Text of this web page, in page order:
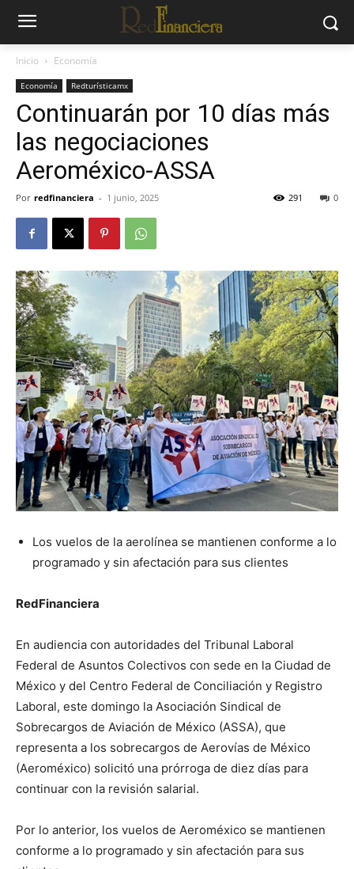
Inicio Economía
Economía Redturísticamx
Continuarán por 10 días más
las negociaciones
Aeroméxico-ASSA
Por redfinanciera - 1 junio, 2025 0
291
Los vuelos de la aerolínea se mantienen conforme a lo
programado y sin afectación para sus clientes
RedFinanciera
En audiencia con autoridades del Tribunal Laboral
Federal de Asuntos Colectivos con sede en la Ciudad de
México y del Centro Federal de Conciliación y Registro
Laboral, este domingo la Asociación Sindical de
Sobrecargos de Aviación de México (ASSA), que
representa a los sobrecargos de Aerovías de México
(Aeroméxico) solicitó una prórroga de diez días para
continuar con la revisión salarial.
Por lo anterior, los vuelos de Aeroméxico se mantienen
conforme a lo programado y sin afectación para sus